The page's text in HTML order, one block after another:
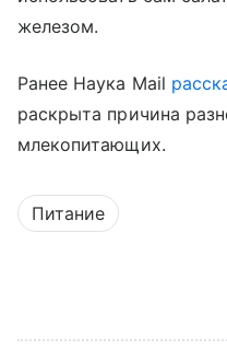
железом.
Ранее Наука Mail
раскрыта причина
млекопитающих.
Питание